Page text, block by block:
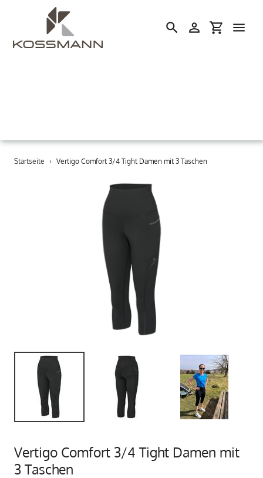
Direkt
SuchenEinloggen
Startseite › Vertigo Comfort 3/4 Tight Damen mit 3 Taschen
Vertigo Comfort 3/4 Tight Damen mit
3 Taschen